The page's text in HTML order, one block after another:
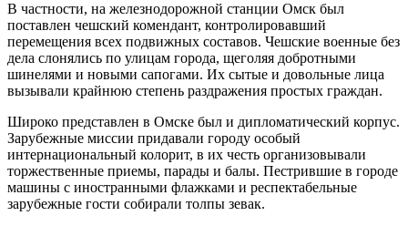
В частности, на железнодорожной станции Омск был
поставлен чешский комендант, контролировавший
перемещения всех подвижных составов. Чешские военные без
дела слонялись по улицам города, щеголяя добротными
шинелями и новыми сапогами. Их сытые и довольные лица
вызывали крайнюю степень раздражения простых граждан.
Широко представлен в Омске был и дипломатический корпус.
Зарубежные миссии придавали городу особый
интернациональный колорит, в их честь организовывали
торжественные приемы, парады и балы. Пестрившие в городе
машины с иностранными флажками и респектабельные
зарубежные гости собирали толпы зевак.